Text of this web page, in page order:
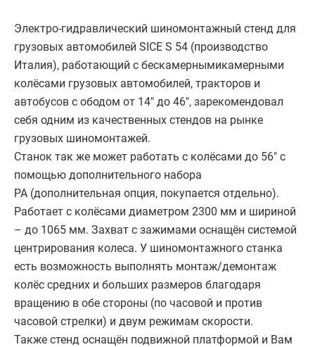
Электро-гидравлический шиномонтажный стенд для
грузовых автомобилей SICE S 54 (производство
Италия), работающий с бескамернымикамерными
колёсами грузовых автомобилей, тракторов и
автобусов с ободом от 14" до 46", зарекомендовал
себя одним из качественных стендов на рынке
грузовых шиномонтажей.
Станок так же может работать с колёсами до 56" с
помощью дополнительного набора
PA (дополнительная опция, покупается отдельно).
Работает с колёсами диаметром 2300 мм и шириной
– до 1065 мм. Захват с зажимами оснащён системой
центрирования колеса. У шиномонтажного станка
есть возможность выполнять монтаж/демонтаж
колёс средних и больших размеров благодаря
вращению в обе стороны (по часовой и против
часовой стрелки) и двум режимам скорости.
Также стенд оснащён подвижной платформой и Вам